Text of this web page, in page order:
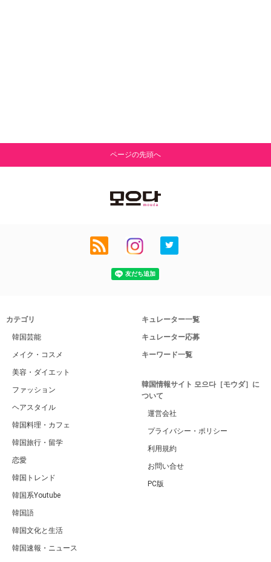
ページの先頭へ
カテゴリ
韓国芸能
メイク・コスメ
美容・ダイエット
ファッション
ヘアスタイル
韓国料理・カフェ
韓国旅行・留学
恋愛
韓国トレンド
韓国系Youtube
韓国語
韓国文化と生活
韓国速報・ニュース
キュレーター一覧
キュレーター応募
キーワード一覧
韓国情報サイト 모으다［モウダ］に
ついて
運営会社
プライバシー・ポリシー
利用規約
お問い合せ
PC版